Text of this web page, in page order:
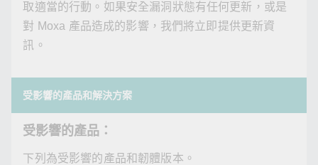
取適當的行動。如果安全漏洞狀態有任何更新，或是
對 Moxa 產品造成的影響，我們將立即提供更新資
訊。
受影響的產品和解決方案
受影響的產品：
下列為受影響的產品和韌體版本。